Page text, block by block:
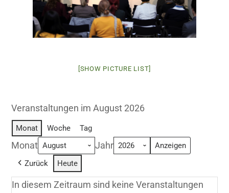
[SHOW PICTURE LIST]
Veranstaltungen im August 2026
Monat Woche Tag
Monat Jahr
Zurück Heute
In diesem Zeitraum sind keine Veranstaltungen